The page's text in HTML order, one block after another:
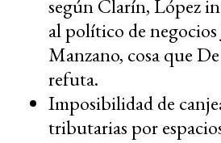
según Clarín, López
al político de negocios
Manzano, cosa que
refuta.
Imposibilidad de
tributarias por